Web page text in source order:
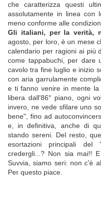
che caratterizza questi
assolutamente in linea con
meno conforme alle
Gli italiani, per la verità,
agosto, per loro, è un mese
calendario per ragioni ai più
come tappabuchi, per dare
cavolo tra fine luglio e inizio
con aria garrulamente
e ti fanno venire in mente
libera dall'86° piano, ogni
invero, ne vede sfilare uno
bene", fino ad
e, in definitiva, anche di
stando sereni. Del resto,
esortazioni principali
credergli...? Non sia mai!!
Suvvia, siamo seri: non c'è
Per questo piace.